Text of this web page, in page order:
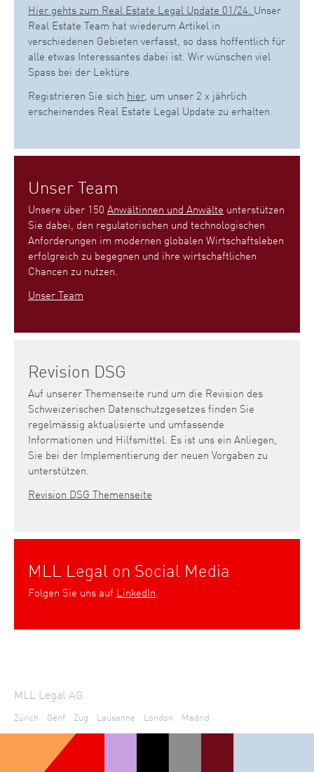
Hier gehts zum Real Estate Legal Update 01/24. Unser
Real Estate Team hat wiederum Artikel in
verschiedenen Gebieten verfasst, so dass hoffentlich für
alle etwas Interessantes dabei ist. Wir wünschen viel
Spass bei der Lektüre.
Registrieren Sie sich hier, um unser 2 x jährlich
erscheinendes Real Estate Legal Update zu erhalten.
Unser Team
Unsere über 150 Anwältinnen und Anwälte unterstützen
Sie dabei, den regulatorischen und technologischen
Anforderungen im modernen globalen Wirtschaftsleben
erfolgreich zu begegnen und ihre wirtschaftlichen
Chancen zu nutzen.
Unser Team
Revision DSG
Auf unserer Themenseite rund um die Revision des
Schweizerischen Datenschutzgesetzes finden Sie
regelmässig aktualisierte und umfassende
Informationen und Hilfsmittel. Es ist uns ein Anliegen,
Sie bei der Implementierung der neuen Vorgaben zu
unterstützen.
Revision DSG Themenseite
MLL Legal on Social Media
Folgen Sie uns auf LinkedIn.
MLL Legal AG
Zürich Genf Zug Lausanne London Madrid